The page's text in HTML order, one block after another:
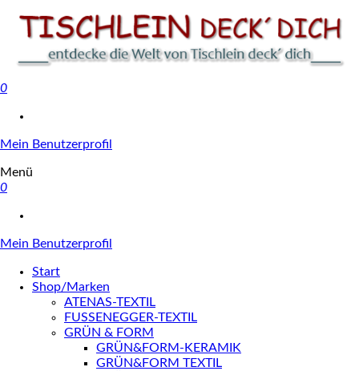
0
Mein Benutzerprofil
Menü
0
Mein Benutzerprofil
Start
Shop/Marken
ATENAS-TEXTIL
FUSSENEGGER-TEXTIL
GRÜN & FORM
GRÜN&FORM-KERAMIK
GRÜN&FORM TEXTIL